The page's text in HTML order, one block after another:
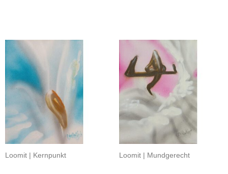
Loomit | Kernpunkt Loomit | Mundgerecht